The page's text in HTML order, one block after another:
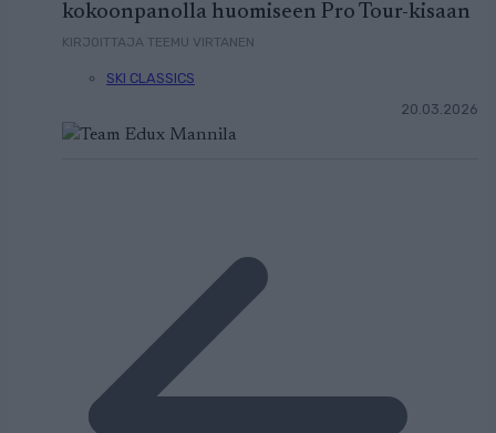
kokoonpanolla huomiseen Pro Tour-kisaan
KIRJOITTAJA TEEMU VIRTANEN
SKI CLASSICS
20.03.2026